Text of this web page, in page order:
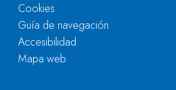
Cookies
Guía de navegación
Accesibilidad
Mapa web